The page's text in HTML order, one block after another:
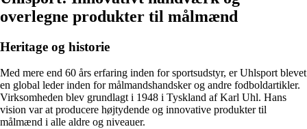
overlegne produkter til målmænd
Heritage og historie
Med mere end 60 års erfaring inden for sportsudstyr, er Uhlsport blevet
en global leder inden for målmandshandsker og andre fodboldartikler.
Virksomheden blev grundlagt i 1948 i Tyskland af Karl Uhl. Hans
vision var at producere højtydende og innovative produkter til
målmænd i alle aldre og niveauer.